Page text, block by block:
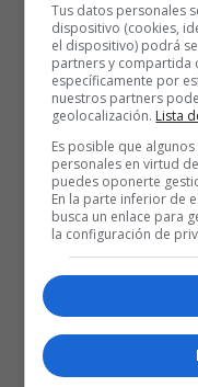
Tus datos personales
dispositivo (cookies,
el dispositivo) podrá
partners y compartida
específicamente por
nuestros partners
geolocalización. Lista
Es posible que
personales en virtud
puedes oponerte
En la parte inferior de
busca un enlace para
la configuración de